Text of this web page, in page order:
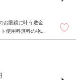
お眼鏡に叶う敷金
使用料無料の物